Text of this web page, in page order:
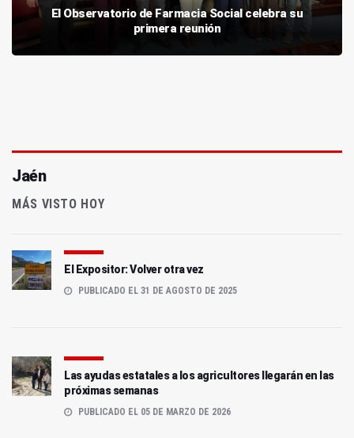
El Observatorio de Farmacia Social celebra su
primera reunión
Jaén
MÁS VISTO HOY
El Expositor: Volver otra vez
PUBLICADO EL 31 DE AGOSTO DE 2025
Las ayudas estatales a los agricultores llegarán en las
próximas semanas
PUBLICADO EL 05 DE MARZO DE 2026